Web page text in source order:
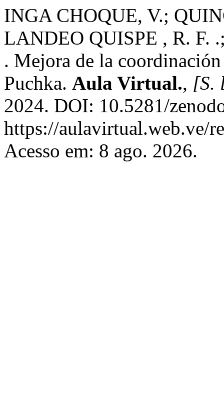
INGA CHOQUE, V.;
LANDEO QUISPE , R. F.
. Mejora de la
Puchka. Aula Virtual., [S.
2024. DOI: 10.5281/
https://aulavirtual.web.ve/
Acesso em: 8 ago. 2026.